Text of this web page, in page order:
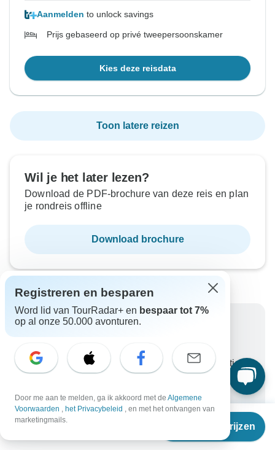
Vanaf
Reisdata & prijzen
Aanmelden to unlock savings
Prijs gebaseerd op privé tweepersoonskamer
Kies deze reisdata
Toon latere reizen
Wil je het later lezen?
Download de PDF-brochure van deze reis en plan
je rondreis offline
Download brochure
Waarom via TourRadar boeken?
Flexibele betalingsmogelijkheden
Betrouwbare en geverifieerde reisorganisaties
Beste prijsgarantie
Unlock exclusive TourRadar+ member savings
Om uw betaling te beschermen en ervoor te zorgen
Registreren en besparen
Word lid van TourRadar+ en bespaar tot 7%
op al onze 50.000 avonturen.
Door me aan te melden, ga ik akkoord met de Algemene
Voorwaarden , het Privacybeleid , en met het ontvangen van
marketingmails.